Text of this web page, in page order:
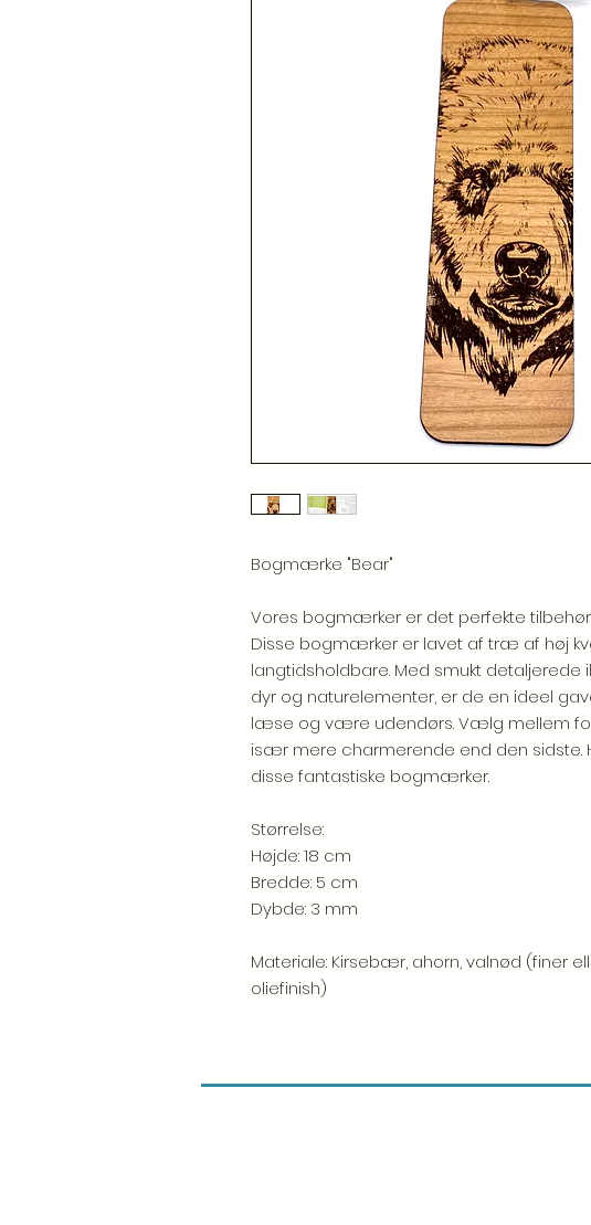
Bogmærke "Bear"
Vores bogmærker er det perfekte
Disse bogmærker er lavet af træ af høj
langtidsholdbare. Med smukt detaljerede
dyr og naturelementer, er de en ideel
læse og være udendørs. Vælg mellem
især mere charmerende end den sidste.
disse fantastiske bogmærker.
Størrelse:
Højde: 18 cm
Bredde: 5 cm
Dybde: 3 mm
Materiale: Kirsebær, ahorn, valnød (finer
oliefinish)